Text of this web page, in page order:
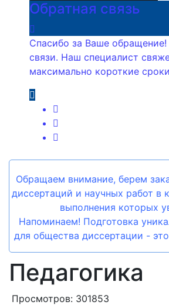
Обратная связь
Спасибо за Ваше обращение!
связи. Наш специалист
максимально короткие
Обращаем внимание, берем
диссертаций и научных работ в
выполнения которых
Напоминаем! Подготовка
для общества диссертации -
Педагогика
Просмотров: 301853